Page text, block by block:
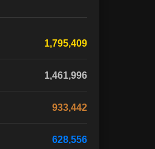
1,795,409
1,461,996
933,442
628,556